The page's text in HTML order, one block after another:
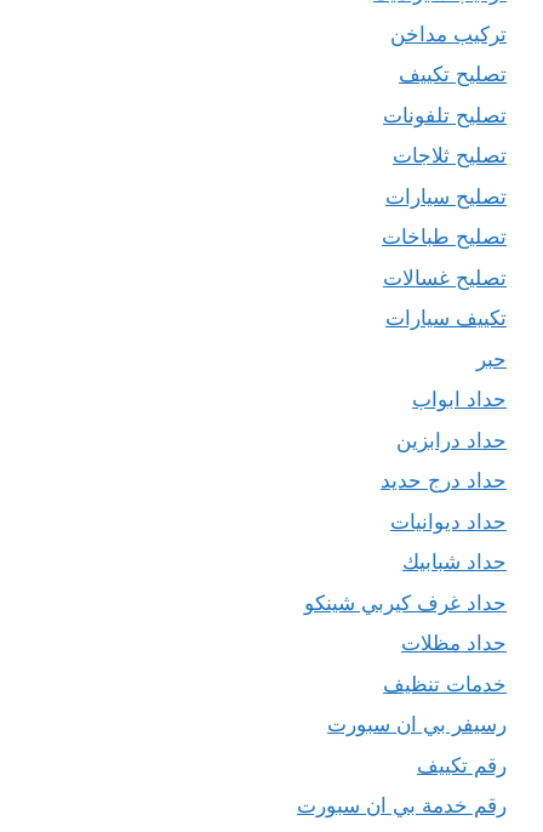
تركيب مداخن
تصليح تكييف
تصليح تلفونات
تصليح ثلاجات
تصليح سيارات
تصليح طباخات
تصليح غسالات
تكييف سيارات
حبر
حداد ابواب
حداد درابزين
حداد درج حديد
حداد ديوانيات
حداد شبابيك
حداد غرف كيربي شينكو
حداد مظلات
خدمات تنظيف
رسيفر بي ان سبورت
رقم تكييف
رقم خدمة بي ان سبورت